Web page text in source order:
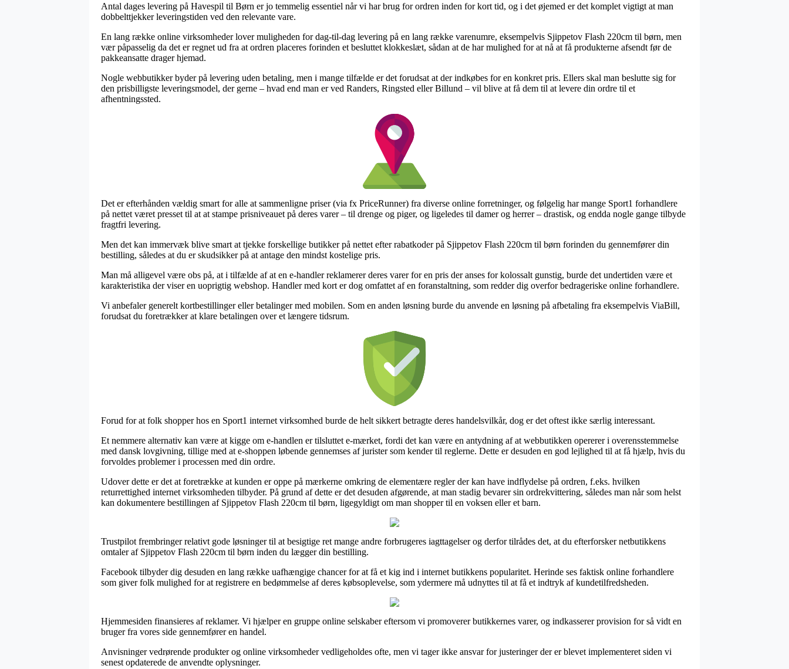
Antal dages levering på Havespil til Børn er jo temmelig essentiel når vi har brug for ordren inden for kort tid, og i det øjemed er det komplet vigtigt at man
dobbelttjekker leveringstiden ved den relevante vare.
En lang række online virksomheder lover muligheden for dag-til-dag levering på en lang række varenumre, eksempelvis Sjippetov Flash 220cm til børn, men
vær påpasselig da det er regnet ud fra at ordren placeres forinden et besluttet klokkeslæt, sådan at de har mulighed for at nå at få produkterne afsendt før de
pakkeansatte drager hjemad.
Nogle webbutikker byder på levering uden betaling, men i mange tilfælde er det forudsat at der indkøbes for en konkret pris. Ellers skal man beslutte sig for
den prisbilligste leveringsmodel, der gerne – hvad end man er ved Randers, Ringsted eller Billund – vil blive at få dem til at levere din ordre til et
afhentningssted.
Det er efterhånden vældig smart for alle at sammenligne priser (via fx PriceRunner) fra diverse online forretninger, og følgelig har mange Sport1 forhandlere
på nettet været presset til at at stampe prisniveauet på deres varer – til drenge og piger, og ligeledes til damer og herrer – drastisk, og endda nogle gange tilbyde
fragtfri levering.
Men det kan immervæk blive smart at tjekke forskellige butikker på nettet efter rabatkoder på Sjippetov Flash 220cm til børn forinden du gennemfører din
bestilling, således at du er skudsikker på at antage den mindst kostelige pris.
Man må alligevel være obs på, at i tilfælde af at en e-handler reklamerer deres varer for en pris der anses for kolossalt gunstig, burde det undertiden være et
karakteristika der viser en uoprigtig webshop. Handler med kort er dog omfattet af en foranstaltning, som redder dig overfor bedrageriske online forhandlere.
Vi anbefaler generelt kortbestillinger eller betalinger med mobilen. Som en anden løsning burde du anvende en løsning på afbetaling fra eksempelvis ViaBill,
forudsat du foretrækker at klare betalingen over et længere tidsrum.
Forud for at folk shopper hos en Sport1 internet virksomhed burde de helt sikkert betragte deres handelsvilkår, dog er det oftest ikke særlig interessant.
Et nemmere alternativ kan være at kigge om e-handlen er tilsluttet e-mærket, fordi det kan være en antydning af at webbutikken opererer i overensstemmelse
med dansk lovgivning, tillige med at e-shoppen løbende gennemses af jurister som kender til reglerne. Dette er desuden en god lejlighed til at få hjælp, hvis du
forvoldes problemer i processen med din ordre.
Udover dette er det at foretrække at kunden er oppe på mærkerne omkring de elementære regler der kan have indflydelse på ordren, f.eks. hvilken
returrettighed internet virksomheden tilbyder. På grund af dette er det desuden afgørende, at man stadig bevarer sin ordrekvittering, således man når som helst
kan dokumentere bestillingen af Sjippetov Flash 220cm til børn, ligegyldigt om man shopper til en voksen eller et barn.
Trustpilot frembringer relativt gode løsninger til at besigtige ret mange andre forbrugeres iagttagelser og derfor tilrådes det, at du efterforsker netbutikkens
omtaler af Sjippetov Flash 220cm til børn inden du lægger din bestilling.
Facebook tilbyder dig desuden en lang række uafhængige chancer for at få et kig ind i internet butikkens popularitet. Herinde ses faktisk online forhandlere
som giver folk mulighed for at registrere en bedømmelse af deres købsoplevelse, som ydermere må udnyttes til at få et indtryk af kundetilfredsheden.
Hjemmesiden finansieres af reklamer. Vi hjælper en gruppe online selskaber eftersom vi promoverer butikkernes varer, og indkasserer provision for så vidt en
bruger fra vores side gennemfører en handel.
Anvisninger vedrørende produkter og online virksomheder vedligeholdes ofte, men vi tager ikke ansvar for justeringer der er blevet implementeret siden vi
senest opdaterede de anvendte oplysninger.